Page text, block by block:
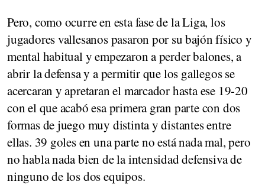
Pero, como ocurre en esta fase de la Liga, los
jugadores vallesanos pasaron por su bajón físico y
mental habitual y empezaron a perder balones, a
abrir la defensa y a permitir que los gallegos se
acercaran y apretaran el marcador hasta ese 19-20
con el que acabó esa primera gran parte con dos
formas de juego muy distinta y distantes entre
ellas. 39 goles en una parte no está nada mal, pero
no habla nada bien de la intensidad defensiva de
ninguno de los dos equipos.